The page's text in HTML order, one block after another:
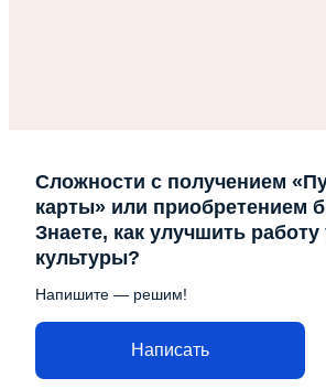
Сложности с получением
карты» или приобретением
Знаете, как улучшить
культуры?
Напишите — решим!
Написать